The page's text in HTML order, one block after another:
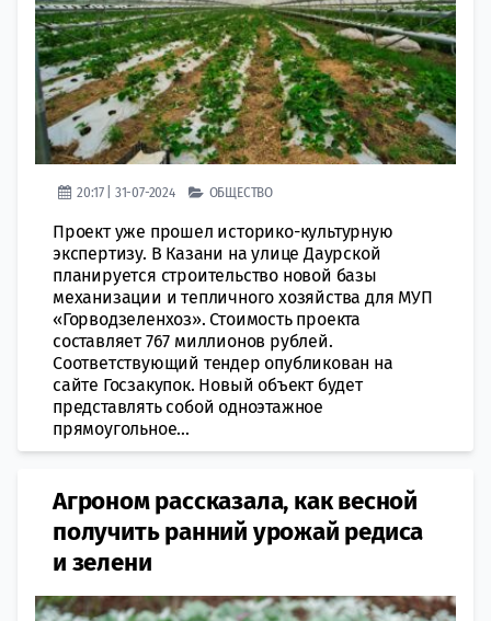
20:17 | 31-07-2024 ОБЩЕСТВО
Проект уже прошел историко-культурную
экспертизу. В Казани на улице Даурской
планируется строительство новой базы
механизации и тепличного хозяйства для МУП
«Горводзеленхоз». Стоимость проекта
составляет 767 миллионов рублей.
Соответствующий тендер опубликован на
сайте Госзакупок. Новый объект будет
представлять собой одноэтажное
прямоугольное...
Агроном рассказала, как весной
получить ранний урожай редиса
и зелени